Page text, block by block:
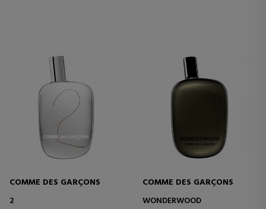
COMME DES GARÇONS
2
COMME DES GARÇONS
WONDERWOOD